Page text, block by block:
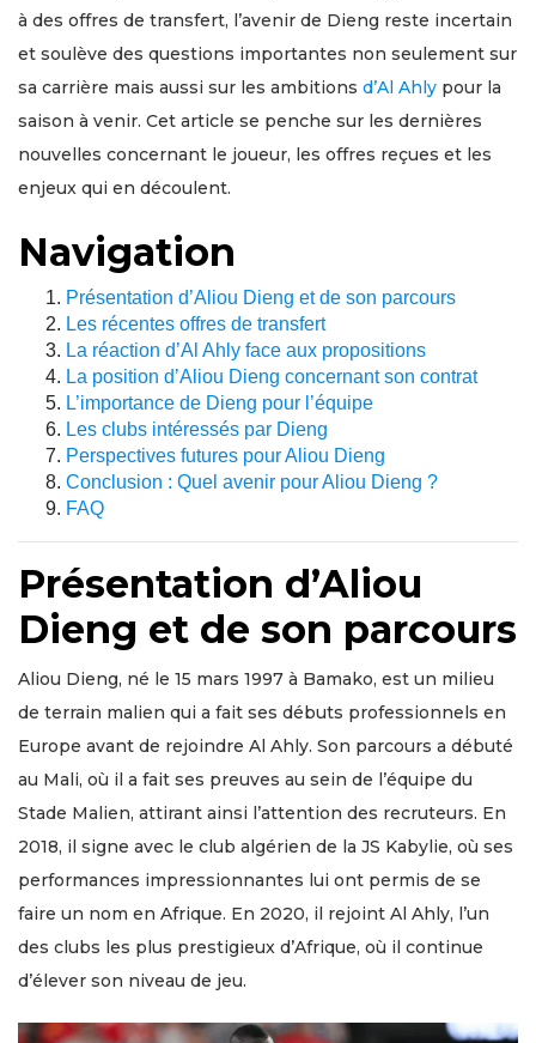
à des offres de transfert, l’avenir de Dieng reste incertain
et soulève des questions importantes non seulement sur
sa carrière mais aussi sur les ambitions d’Al Ahly pour la
saison à venir. Cet article se penche sur les dernières
nouvelles concernant le joueur, les offres reçues et les
enjeux qui en découlent.
Navigation
Présentation d’Aliou Dieng et de son parcours
Les récentes offres de transfert
La réaction d’Al Ahly face aux propositions
La position d’Aliou Dieng concernant son contrat
L’importance de Dieng pour l’équipe
Les clubs intéressés par Dieng
Perspectives futures pour Aliou Dieng
Conclusion : Quel avenir pour Aliou Dieng ?
FAQ
Présentation d’Aliou
Dieng et de son parcours
Aliou Dieng, né le 15 mars 1997 à Bamako, est un milieu
de terrain malien qui a fait ses débuts professionnels en
Europe avant de rejoindre Al Ahly. Son parcours a débuté
au Mali, où il a fait ses preuves au sein de l’équipe du
Stade Malien, attirant ainsi l’attention des recruteurs. En
2018, il signe avec le club algérien de la JS Kabylie, où ses
performances impressionnantes lui ont permis de se
faire un nom en Afrique. En 2020, il rejoint Al Ahly, l’un
des clubs les plus prestigieux d’Afrique, où il continue
d’élever son niveau de jeu.